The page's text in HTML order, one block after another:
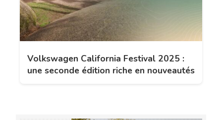
Volkswagen California Festival 2025 :
une seconde édition riche en nouveautés